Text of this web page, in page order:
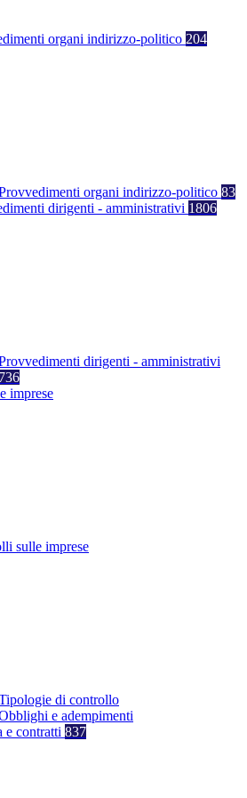
organi indirizzo-politico 204
organi indirizzo-politico 83
dirigenti - amministrativi 1806
dirigenti - amministrativi
736
imprese
sulle imprese
di controllo
e adempimenti
e contratti 837